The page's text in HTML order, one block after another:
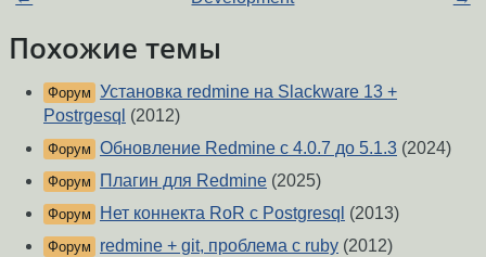
Похожие темы
Форум Установка redmine на Slackware 13 +
Postrgesql (2012)
Форум Обновление Redmine с 4.0.7 до 5.1.3 (2024)
Форум Плагин для Redmine (2025)
Форум Нет коннекта RoR с Postgresql (2013)
Форум redmine + git, проблема с ruby (2012)